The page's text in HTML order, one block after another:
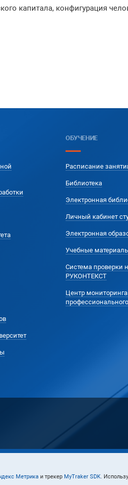
капитала, конфигурация
ОБУЧЕНИЕ
Расписание
Библиотека
Электронная
Личный кабинет
Электронная
Учебные
Система проверки
РУКОНТЕКСТ
Центр
Метрика и трекер MyTraker SDK.